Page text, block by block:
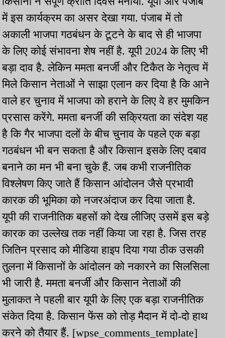
में इस कार्यक्रम का असर देखा गया. पंजाब में तो
अकाली भाजपा गठबंधन के टूटने के बाद से ही भाजपा
के लिए कोई संभावना शेष नहीं है. यूपी 2024 के लिए भी
बड़ा दाव है. लेकिन ममता बनर्जी और टिकैत के नेतृत्व में
मिले किसान नेताओं ने साझा एलान कर दिया है कि आने
वाले हर चुनाव में भाजपा को हराने के लिए वे हर मुमकिन
प्रसास करेंगे. ममता बनर्जी की सक्रियता का संदेश यह
है कि गैर भाजपा दलों के बीच चुनाव के पहले एक बड़ा
गठबंधन भी बन सकता है और किसान इसके लिए दबाव
बनाने का मन भी बना चुके हैं. जब कभी राजनीतिक
विश्लेषण किए जाते हैं किसान आंदोलन जैसे प्रभावी
कारक की भूमिका को नजरअंदाज कर दिया जाता है.
यूपी की राजनीतिक बहसों को देख लीजिए उसमें इस बड़े
कारक का उल्लेख तक नहीं किया जा रहा है. जिस तरह
जितिन प्रसाद को मीडिया हाइप दिया गया ठीक उसकी
तुलना में किसानों के आंदोलन को नकारने का सिलसिला
भी जारी है. ममता बनर्जी और किसान नेताओं की
मुलाकत ने पहली बार यूपी के लिए एक बड़ा राजनीतिक
संकेत दिया है. किसान फेंस को तोड़ मैदान में दो-दो हाथ
करने को तैयार हैं. [wpse_comments_template]